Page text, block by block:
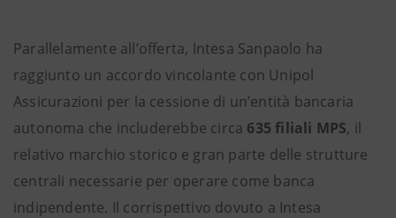
Parallelamente all’offerta, Intesa Sanpaolo ha
raggiunto un accordo vincolante con Unipol
Assicurazioni per la cessione di un’entità bancaria
autonoma che includerebbe circa 635 filiali MPS, il
relativo marchio storico e gran parte delle strutture
centrali necessarie per operare come banca
indipendente. Il corrispettivo dovuto a Intesa